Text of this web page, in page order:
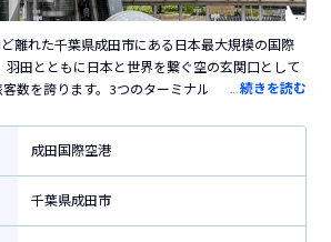
離れた千葉県成田市にある日本最大規模の国際
羽田とともに日本と世界を繋ぐ空の玄関口として
数を誇ります。3つのターミナルを持ち、第3タ
い洗練された雰囲気。お土産売り場では東京・千
土産・グルメが揃います。空港敷地内にはカプ
ームも併設しており高い快適性が魅力。都心を結
しているので都内へのアクセス・関東の観光に
…続きを読む
成田国際空港
千葉県成田市